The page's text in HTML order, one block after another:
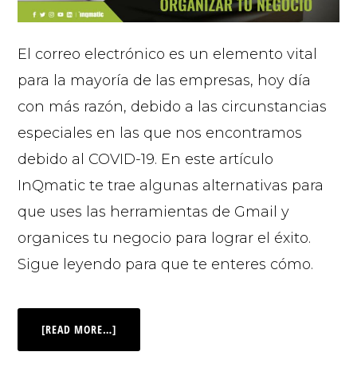
El correo electrónico es un elemento vital
para la mayoría de las empresas, hoy día
con más razón, debido a las circunstancias
especiales en las que nos encontramos
debido al COVID-19. En este artículo
InQmatic te trae algunas alternativas para
que uses las herramientas de Gmail y
organices tu negocio para lograr el éxito.
Sigue leyendo para que te enteres cómo.
[READ MORE…]